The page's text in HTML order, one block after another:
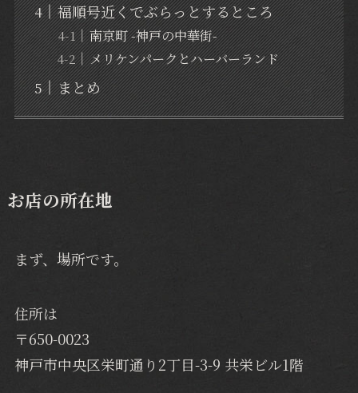
福順号近くでぶらっとするところ
南京町 -神戸の中華街-
メリケンパークとハーバーランド
まとめ
お店の所在地
まず、場所です。
住所は
〒650-0023
神戸市中央区栄町通り2丁目-3-9 共栄ビル1階